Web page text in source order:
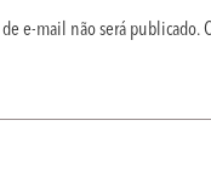
e-mail não será publicado.